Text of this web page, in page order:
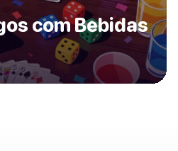
com Bebidas